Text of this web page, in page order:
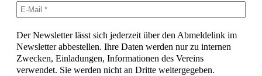
Der Newsletter lässt sich jederzeit über den Abmeldelink im
Newsletter abbestellen. Ihre Daten werden nur zu internen
Zwecken, Einladungen, Informationen des Vereins
verwendet. Sie werden nicht an Dritte weitergegeben.